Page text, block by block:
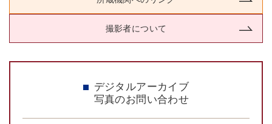
撮影者について
デジタルアーカイブ
写真のお問い合わせ